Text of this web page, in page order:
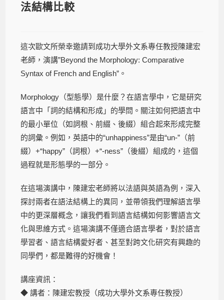
法結構比較
這次歐文所榮幸邀請到成功大學外文系專任教授陳建宏
老師，演講”Beyond the Morphology: Comparative
Syntax of French and English”。
Morphology（型態學）是什麼？在語言學中，它是研究
語言中「詞的結構和形成」的學問。關注如何把語言中
的最小單位（如詞根、前綴、後綴）組合起來形成完整
的詞彙。例如，英語中的“unhappiness”是由“un-”（前
綴）+“happy”（詞根）+“-ness”（後綴）組成的，這個
過程就是形態學的一部分。
在這場演講中，陳建宏老師將以法語與英語為例，深入
探討兩者在語法結構上的異同，並帶領我們理解語言學
中的更深層概念，讓我們看到語言結構如何影響語言文
化與思維方式。這場演講不僅適合語言學者，對於語言
學習者、語言結構愛好者、甚至對跨文化研究有興趣的
同學們，都是難得的好機會！
講座資訊：
◆ 講者：陳建宏教授（成功大學外文系專任教授）